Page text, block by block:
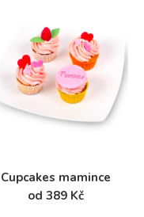
Cupcakes mamince
od 389 Kč